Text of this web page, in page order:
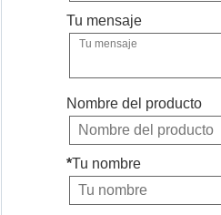
Tu mensaje
Nombre del producto
*Tu nombre